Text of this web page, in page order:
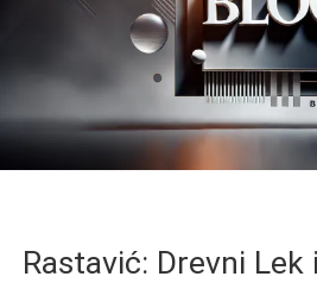
Rastavić: Drevni Lek